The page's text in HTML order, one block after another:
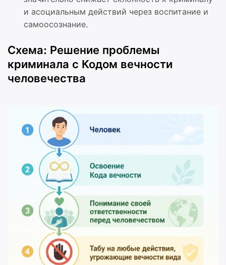
и асоциальным действий через воспитание и
самоосознание.
Схема: Решение проблемы
криминала с Кодом вечности
человечества